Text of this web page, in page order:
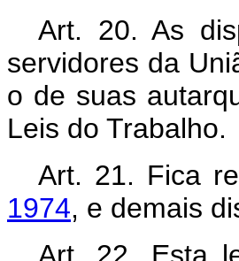
Art. 20. As
servidores da
o de suas
Leis do Trabalho.
Art. 21. Fica
1974, e demais